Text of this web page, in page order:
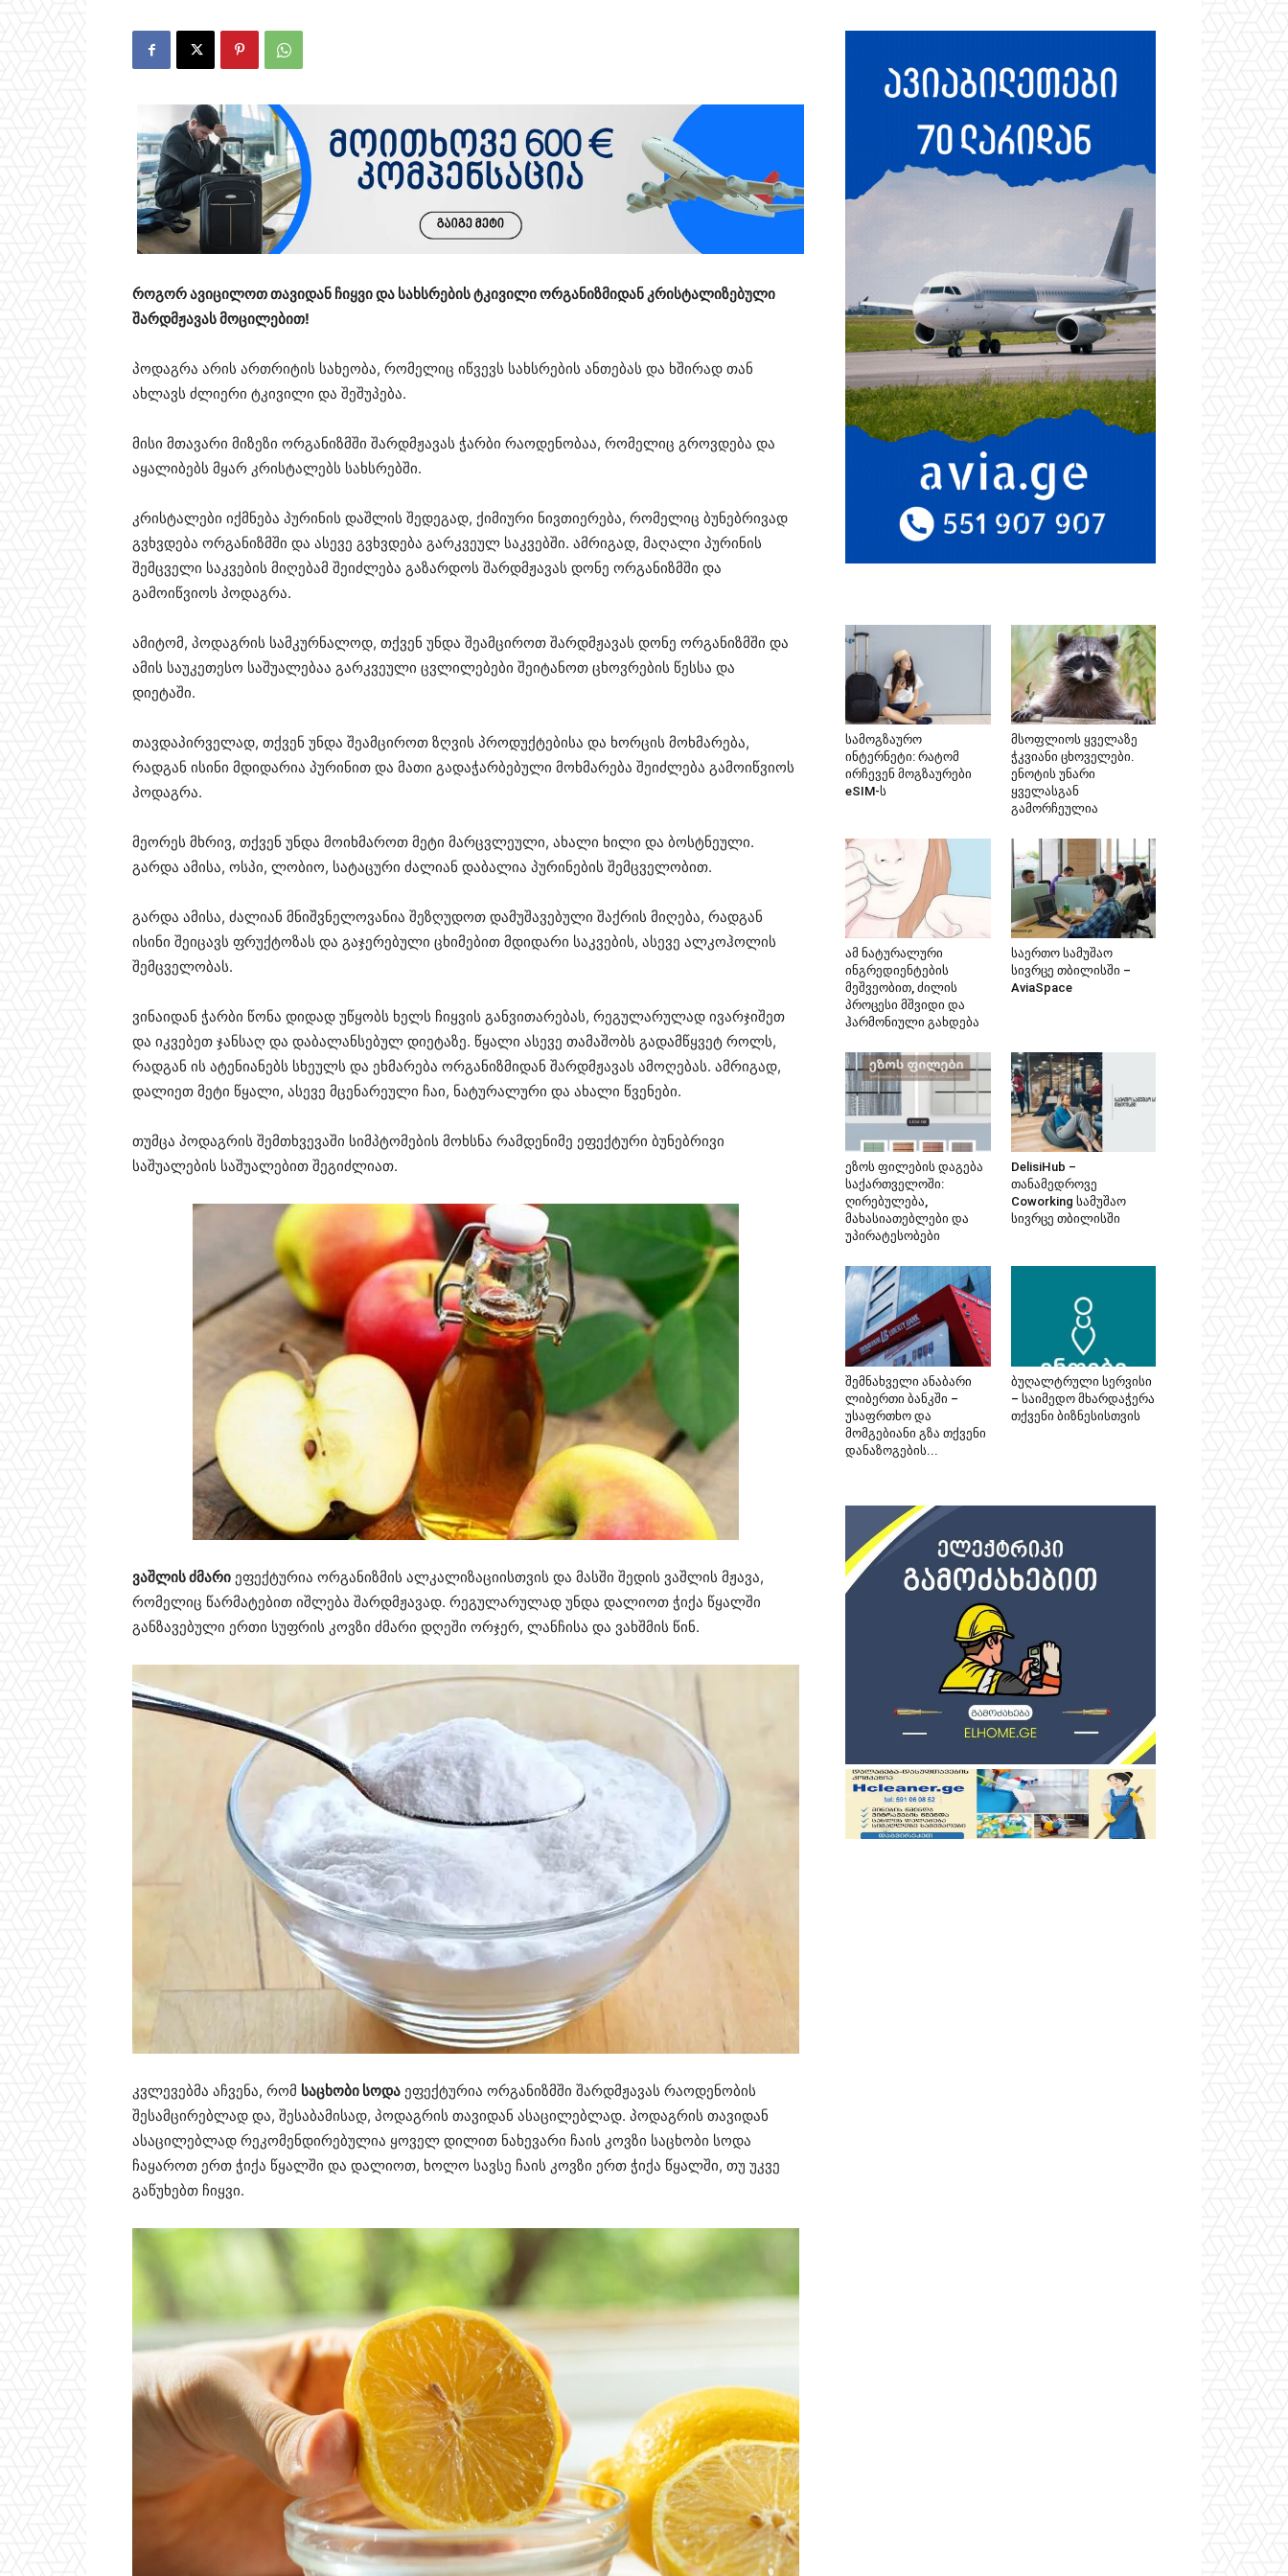
როგორ ავიცილოთ თავიდან ჩიყვი და სახსრების ტკივილი ორგანიზმიდან კრისტალიზებული
შარდმჟავას მოცილებით!
პოდაგრა არის ართრიტის სახეობა, რომელიც იწვევს სახსრების ანთებას და ხშირად თან
ახლავს ძლიერი ტკივილი და შეშუპება.
მისი მთავარი მიზეზი ორგანიზმში შარდმჟავას ჭარბი რაოდენობაა, რომელიც გროვდება და
აყალიბებს მყარ კრისტალებს სახსრებში.
კრისტალები იქმნება პურინის დაშლის შედეგად, ქიმიური ნივთიერება, რომელიც ბუნებრივად
გვხვდება ორგანიზმში და ასევე გვხვდება გარკვეულ საკვებში. ამრიგად, მაღალი პურინის
შემცველი საკვების მიღებამ შეიძლება გაზარდოს შარდმჟავას დონე ორგანიზმში და
გამოიწვიოს პოდაგრა.
ამიტომ, პოდაგრის სამკურნალოდ, თქვენ უნდა შეამციროთ შარდმჟავას დონე ორგანიზმში და
ამის საუკეთესო საშუალებაა გარკვეული ცვლილებები შეიტანოთ ცხოვრების წესსა და
დიეტაში.
თავდაპირველად, თქვენ უნდა შეამციროთ ზღვის პროდუქტებისა და ხორცის მოხმარება,
რადგან ისინი მდიდარია პურინით და მათი გადაჭარბებული მოხმარება შეიძლება გამოიწვიოს
პოდაგრა.
მეორეს მხრივ, თქვენ უნდა მოიხმაროთ მეტი მარცვლეული, ახალი ხილი და ბოსტნეული.
გარდა ამისა, ოსპი, ლობიო, სატაცური ძალიან დაბალია პურინების შემცველობით.
გარდა ამისა, ძალიან მნიშვნელოვანია შეზღუდოთ დამუშავებული შაქრის მიღება, რადგან
ისინი შეიცავს ფრუქტოზას და გაჯერებული ცხიმებით მდიდარი საკვების, ასევე ალკოჰოლის
შემცველობას.
ვინაიდან ჭარბი წონა დიდად უწყობს ხელს ჩიყვის განვითარებას, რეგულარულად ივარჯიშეთ
და იკვებეთ ჯანსაღ და დაბალანსებულ დიეტაზე. წყალი ასევე თამაშობს გადამწყვეტ როლს,
რადგან ის ატენიანებს სხეულს და ეხმარება ორგანიზმიდან შარდმჟავას ამოღებას. ამრიგად,
დალიეთ მეტი წყალი, ასევე მცენარეული ჩაი, ნატურალური და ახალი წვენები.
თუმცა პოდაგრის შემთხვევაში სიმპტომების მოხსნა რამდენიმე ეფექტური ბუნებრივი
საშუალების საშუალებით შეგიძლიათ.
ვაშლის ძმარი ეფექტურია ორგანიზმის ალკალიზაციისთვის და მასში შედის ვაშლის მჟავა,
რომელიც წარმატებით იშლება შარდმჟავად. რეგულარულად უნდა დალიოთ ჭიქა წყალში
განზავებული ერთი სუფრის კოვზი ძმარი დღეში ორჯერ, ლანჩისა და ვახშმის წინ.
კვლევებმა აჩვენა, რომ საცხობი სოდა ეფექტურია ორგანიზმში შარდმჟავას რაოდენობის
შესამცირებლად და, შესაბამისად, პოდაგრის თავიდან ასაცილებლად. პოდაგრის თავიდან
ასაცილებლად რეკომენდირებულია ყოველ დილით ნახევარი ჩაის კოვზი საცხობი სოდა
ჩაყაროთ ერთ ჭიქა წყალში და დალიოთ, ხოლო სავსე ჩაის კოვზი ერთ ჭიქა წყალში, თუ უკვე
გაწუხებთ ჩიყვი.
სამოგზაურო
ინტერნეტი: რატომ
ირჩევენ მოგზაურები
eSIM-ს
მსოფლიოს ყველაზე
ჭკვიანი ცხოველები.
ენოტის უნარი
ყველასგან
გამორჩეულია
ამ ნატურალური
ინგრედიენტების
მეშვეობით, ძილის
პროცესი მშვიდი და
ჰარმონიული გახდება
საერთო სამუშაო
სივრცე თბილისში –
AviaSpace
ეზოს ფილების დაგება
საქართველოში:
ღირებულება,
მახასიათებლები და
უპირატესობები
DelisiHub –
თანამედროვე
Coworking სამუშაო
სივრცე თბილისში
შემნახველი ანაბარი
ლიბერთი ბანკში –
უსაფრთხო და
მომგებიანი გზა თქვენი
დანაზოგების...
ბუღალტრული სერვისი
– საიმედო მხარდაჭერა
თქვენი ბიზნესისთვის